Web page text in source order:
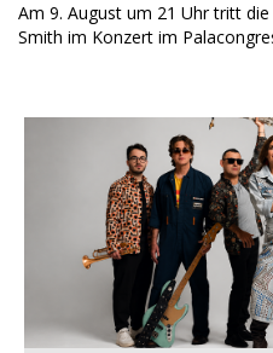
Am 9. August um 21 Uhr tritt
Smith im Konzert im